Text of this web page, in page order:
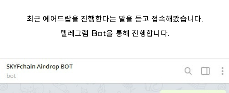
최근 에어드랍을 진행한다는 말을 듣고 접속해봤습니다.
텔레그램 Bot을 통해 진행합니다.